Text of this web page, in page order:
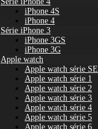
iPhone 4S
iPhone 4
Série iPhone 3
iPhone 3GS
iPhone 3G
Apple watch
Apple watch série SE
Apple watch série 1
Apple watch série 2
Apple watch série 3
Apple watch série 4
Apple watch série 5
Apple watch série 6